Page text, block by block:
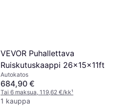
VEVOR Puhallettava
Ruiskutuskaappi 26x15x11ft
Autokatos
684,90 €
Tai 6 maksua, 119,62 €/kk¹
1 kauppa